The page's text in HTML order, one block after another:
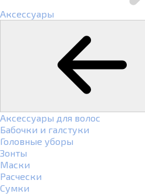
Аксессуары
Аксессуары для волос
Бабочки и галстуки
Головные уборы
Зонты
Маски
Расчески
Сумки